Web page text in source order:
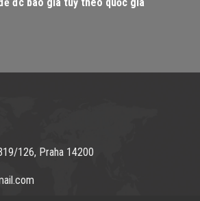
đc báo giá tuỳ theo quốc gia
126, Praha 14200